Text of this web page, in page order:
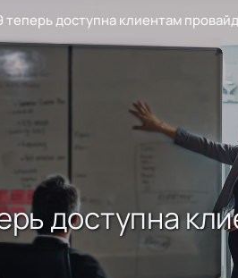
доступна клиентам
доступна